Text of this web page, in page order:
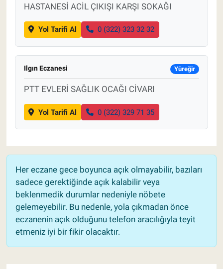
HASTANESİ ACİL ÇIKIŞI KARŞI SOKAĞI
Yol Tarifi Al 0 (322) 323 32 32
Ilgın Eczanesi Yüreğir
PTT EVLERİ SAĞLIK OCAĞI CİVARI
Yol Tarifi Al 0 (322) 329 71 35
Her eczane gece boyunca açık olmayabilir, bazıları
sadece gerektiğinde açık kalabilir veya
beklenmedik durumlar nedeniyle nöbete
gelemeyebilir. Bu nedenle, yola çıkmadan önce
eczanenin açık olduğunu telefon aracılığıyla teyit
etmeniz iyi bir fikir olacaktır.